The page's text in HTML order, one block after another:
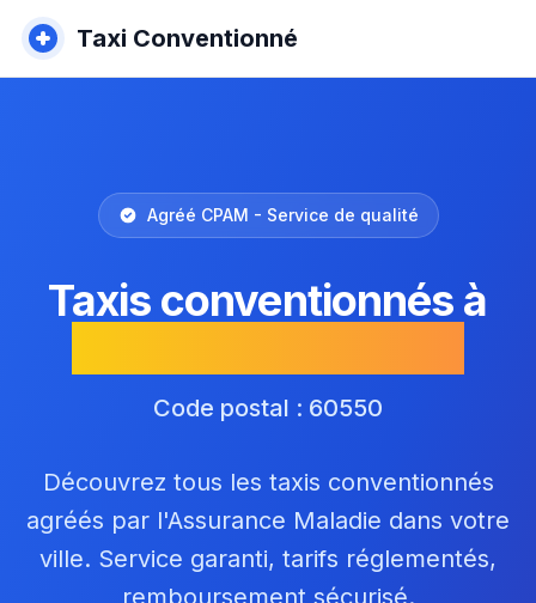
Taxi Conventionné
Agréé CPAM - Service de qualité
Taxis conventionnés à
Code postal : 60550
Découvrez tous les taxis conventionnés
agréés par l'Assurance Maladie dans votre
ville. Service garanti, tarifs réglementés,
remboursement sécurisé.